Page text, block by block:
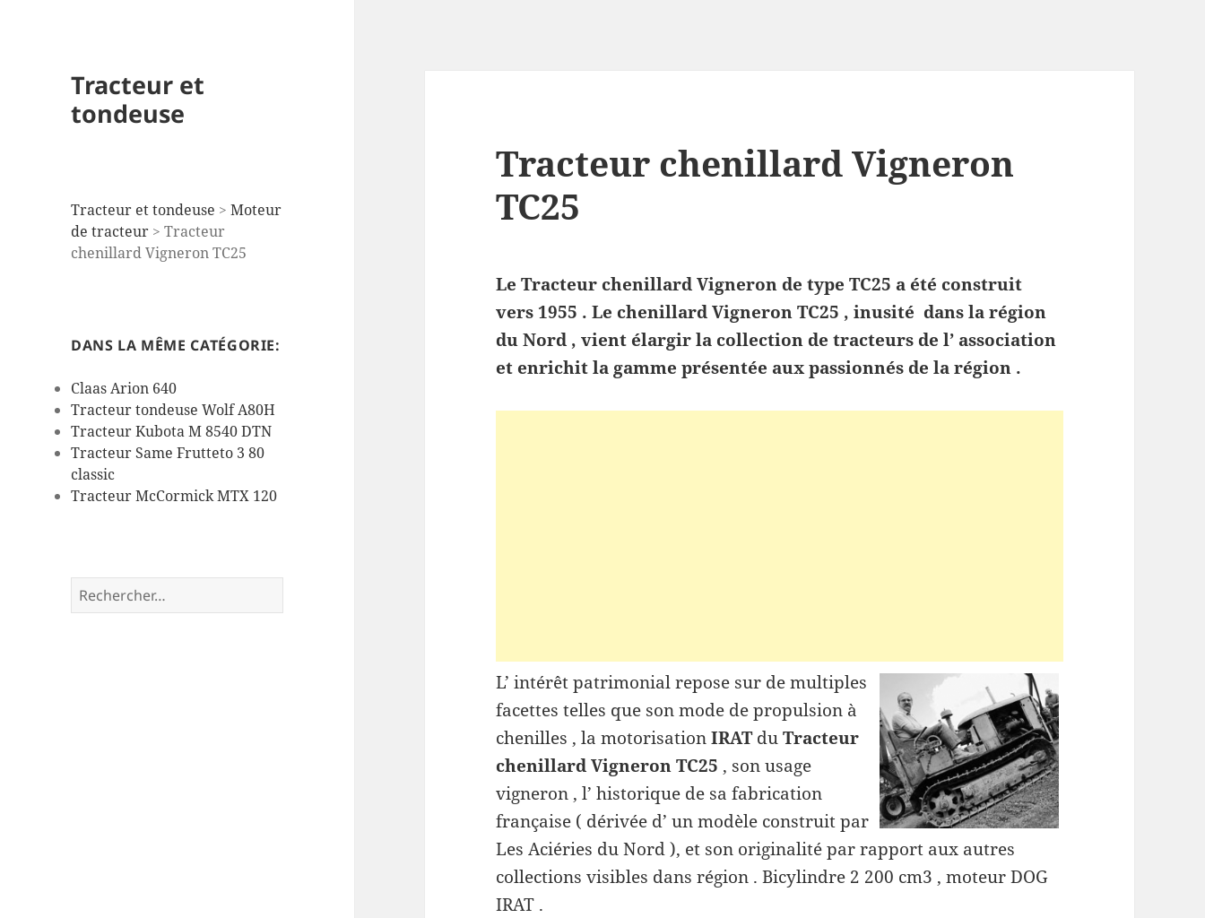
Tracteur et
tondeuse
Tracteur et tondeuse >Moteur
de tracteur >Tracteur
chenillard Vigneron TC25
DANS LA MÊME CATÉGORIE:
Claas Arion 640
Tracteur tondeuse Wolf A80H
Tracteur Kubota M 8540 DTN
Tracteur Same Frutteto 3 80
classic
Tracteur McCormick MTX 120
Rechercher :
Tracteur chenillard Vigneron
TC25
Le Tracteur chenillard Vigneron de type TC25 a été construit
vers 1955 . Le chenillard Vigneron TC25 , inusité dans la région
du Nord , vient élargir la collection de tracteurs de l’ association
et enrichit la gamme présentée aux passionnés de la région .
L’ intérêt patrimonial repose sur de multiples
facettes telles que son mode de propulsion à
chenilles , la motorisationIRATduTracteur
chenillard Vigneron TC25 , son usage
vigneron , l’ historique de sa fabrication
française ( dérivée d’ un modèle construit par
Les Aciéries du Nord ), et son originalité par rapport aux autres
collections visibles dans région . Bicylindre 2 200 cm3 , moteur DOG
IRAT .